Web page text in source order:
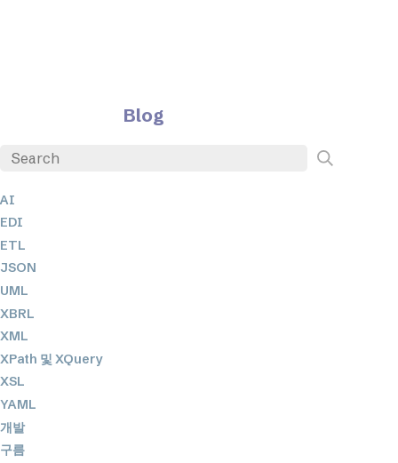
Blog
AI
EDI
ETL
JSON
UML
XBRL
XML
XPath 및 XQuery
XSL
YAML
개발
구름